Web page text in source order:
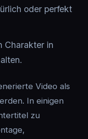
oder perfekt
Charakter in
Video als
In einigen
zu